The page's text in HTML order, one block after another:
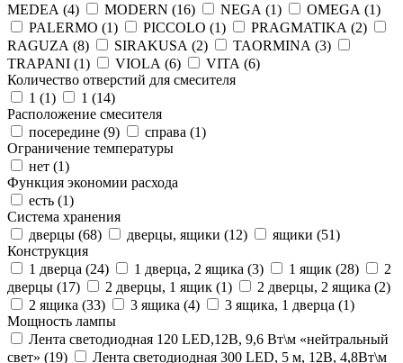
MEDEA (4) MODERN (16) NEGA (1) OMEGA (1)
PALERMO (1) PICCOLO (1) PRAGMATIKA (2)
RAGUZA (8) SIRAKUSA (2) TAORMINA (3)
TRAPANI (1) VIOLA (6) VITA (6)
Количество отверстий для смесителя
1 (1) 1 (14)
Расположение смесителя
посередине (9) справа (1)
Ограничение температуры
нет (1)
Функция экономии расхода
есть (1)
Система хранения
дверцы (68) дверцы, ящики (12) ящики (51)
Конструкция
1 дверца (24) 1 дверца, 2 ящика (3) 1 ящик (28)
2
дверцы (17) 2 дверцы, 1 ящик (1) 2 дверцы, 2 ящика (2)
2 ящика (33) 3 ящика (4) 3 ящика, 1 дверца (1)
Мощность лампы
Лента светодиодная 120 LED,12В, 9,6 Вт\м «нейтральный
свет» (19)
Лента светодиодная 300 LED, 5 м, 12В, 4,8Вт\м